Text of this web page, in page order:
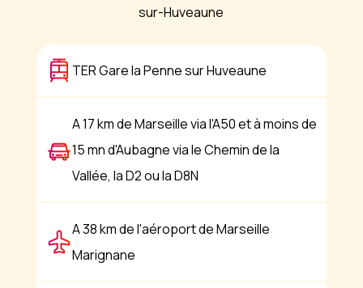
sur-Huveaune
TER Gare la Penne sur Huveaune
A 17 km de Marseille via l'A50 et à moins de
15 mn d'Aubagne via le Chemin de la
Vallée, la D2 ou la D8N
A 38 km de l'aéroport de Marseille
Marignane